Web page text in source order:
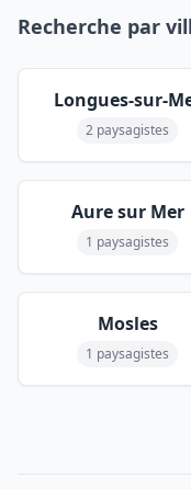
Recherche par
Longues-sur-
2 paysagistes
Aure sur Mer
1 paysagistes
Mosles
1 paysagistes